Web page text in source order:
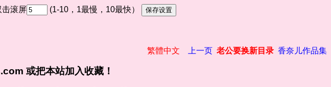
击滚屏 (1-10，1最慢，10最快）
繁體中文 上一页 老公要换新目录 香奈儿作品集
或把本站加入收藏！